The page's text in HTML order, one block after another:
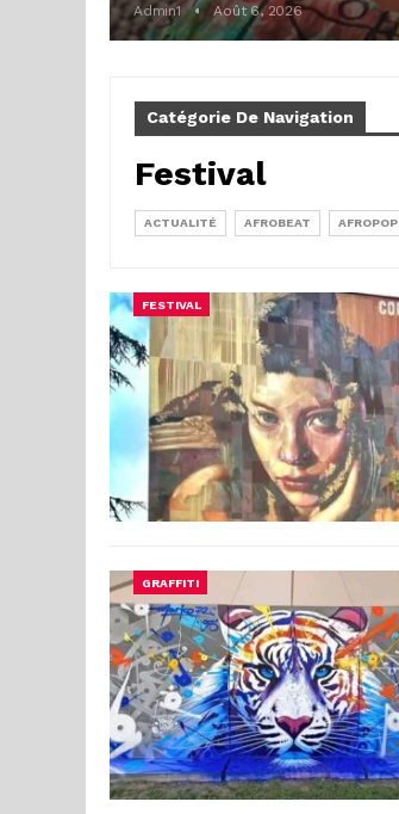
Admin1 Août 6, 2026
Catégorie De Navigation
Festival
ACTUALITÉ AFROBEAT AFROPOP
FESTIVAL
GRAFFITI